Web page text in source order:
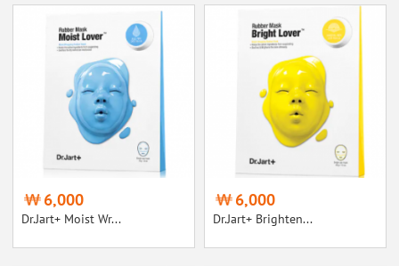
6,000
Dr.Jart+ Moist Wr...
6,000
Dr.Jart+ Brighten...